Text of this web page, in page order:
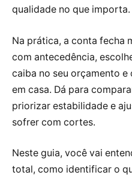
qualidade no que importa.
Na prática, a conta fecha
com antecedência,
caiba no seu orçamento
em casa. Dá para
priorizar estabilidade e
sofrer com cortes.
Neste guia, você vai
total, como identificar o